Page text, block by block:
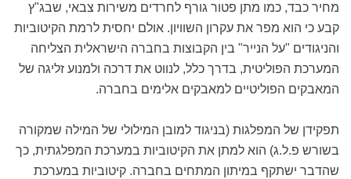
מחיר כבד, כמו מתן פטור גורף לחרדים משירות צבאי, שבג"ץ
קבע כי הוא מפר את עקרון השוויון. אולם יחסית לרמת הקיטוביות
והניגודים "על הנייר" בין הקבוצות בחברה הישראלית הצליחה
המערכת הפוליטית, בדרך כלל, לנווט את דרכה ולמנוע זליגה של
המאבקים הפוליטיים למאבקים אלימים בחברה.
תפקידן של המפלגות (בניגוד למובן המילולי של המילה שמקורה
בשורש פ.ל.ג) הוא למתן את הקיטוביות במערכת המפלגתית, כך
שהדבר ישתקף במיתון המתחים בחברה. קיטוביות במערכת